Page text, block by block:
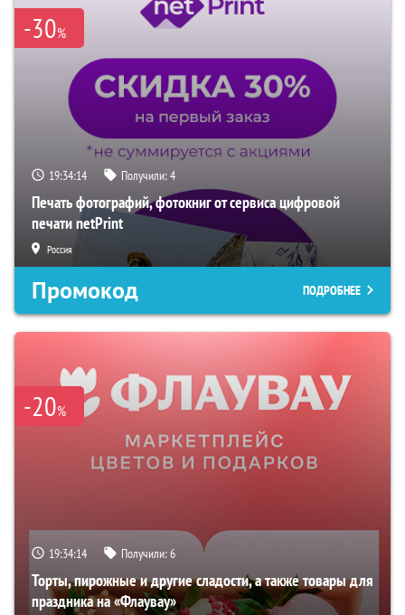
-30%
19:34:14 Получили:4
Печать фотографий, фотокниг от сервиса цифровой
печати netPrint
Россия
Промокод ПОДРОБНЕЕ
-20%
19:34:14 Получили:6
Торты, пирожные и другие сладости, а также товары для
праздника на «Флаувау»